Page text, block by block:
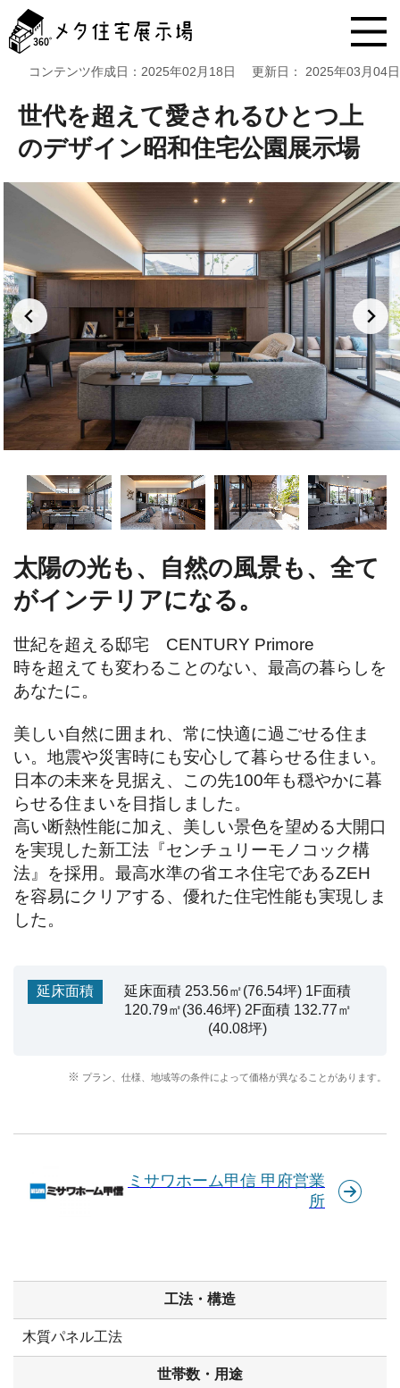
タ
住
キ
ッ
プ
コンテンツ作成日： 2025年02月18日 更新日： 2025年03月04日
世代を超えて愛されるひとつ上
のデザイン昭和住宅公園展示場
太陽の光も、自然の風景も、全て
がインテリアになる。
世紀を超える邸宅　CENTURY Primore
時を超えても変わることのない、最高の暮らしを
あなたに。
美しい自然に囲まれ、常に快適に過ごせる住ま
い。地震や災害時にも安心して暮らせる住まい。
日本の未来を見据え、この先100年も穏やかに暮
らせる住まいを目指しました。
高い断熱性能に加え、美しい景色を望める大開口
を実現した新工法『センチュリーモノコック構
法』を採用。最高水準の省エネ住宅であるZEH
を容易にクリアする、優れた住宅性能も実現しま
した。
延床面積
延床面積 253.56㎡(76.54坪) 1F面積
120.79㎡(36.46坪) 2F面積 132.77㎡
(40.08坪)
プラン、仕様、地域等の条件によって価格が異なることがあります。
ミサワホーム甲信 甲府営業
所
工法・構造
木質パネル工法
世帯数・用途